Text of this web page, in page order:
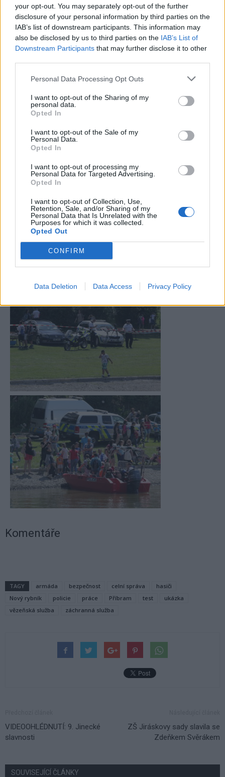
your opt-out. You may separately opt-out of the further
disclosure of your personal information by third parties on the
IAB’s list of downstream participants. This information may
also be disclosed by us to third parties on the IAB’s List of
Downstream Participants that may further disclose it to other
Personal Data Processing Opt Outs
I want to opt-out of the Sharing of my
personal data.
Opted In
I want to opt-out of the Sale of my
Personal Data.
Opted In
I want to opt-out of processing my
Personal Data for Targeted Advertising.
Opted In
I want to opt-out of Collection, Use,
Retention, Sale, and/or Sharing of my
Personal Data that Is Unrelated with the
Purposes for which it was collected.
Opted Out
CONFIRM
Data Deletion Data Access Privacy Policy
Komentáře
TAGY armáda bezpečnost celní správa
hasiči
Nový rybník
policie práce Příbram test
ukázka
vězeňská služba
záchranná služba
VIDEOOHLÉDNUTÍ: 9. Jinecké
slavnosti
ZŠ Jiráskovy sady slavila se
Zdeňkem Svěrákem
SOUVISEJÍCÍ ČLÁNKY